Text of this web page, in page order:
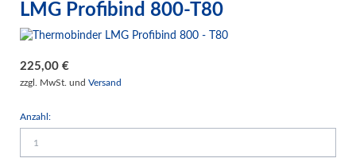
LMG Profibind 800-T80
225,00 €
zzgl. MwSt. und Versand
Anzahl: